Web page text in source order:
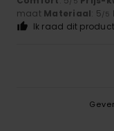
maat Materiaal: 5/5
Ik raad dit